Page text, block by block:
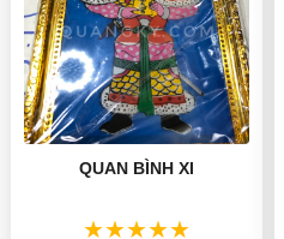
QUAN BÌNH XI